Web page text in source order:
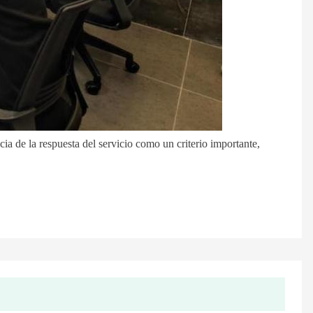
de la respuesta del servicio como un criterio importante,